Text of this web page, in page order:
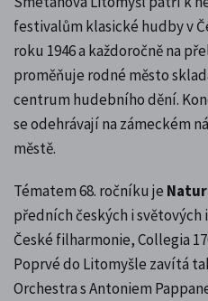
festivalům klasické hudby v
roku 1946 a každoročně na
proměňuje rodné město
centrum hudebního dění.
se odehrávají na zámeckém
městě.
Tématem 68. ročníku je
předních českých i
České filharmonie, Collegia
Poprvé do Litomyšle zavítá
Orchestra s Antoniem